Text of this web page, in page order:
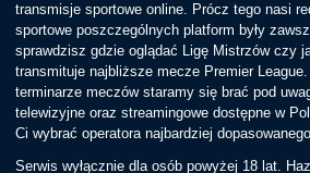
transmisje sportowe online. Prócz tego nasi
sportowe poszczególnych platform były
sprawdzisz gdzie oglądać Ligę Mistrzów czy
transmituje najbliższe mecze Premier
terminarze meczów staramy się brać pod
telewizyjne oraz streamingowe dostępne w
Ci wybrać operatora najbardziej
Serwis wyłącznie dla osób powyżej 18 lat.